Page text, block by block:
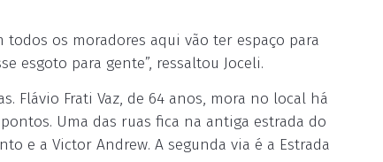
os moradores aqui vão ter espaço para
esgoto para gente”, ressaltou Joceli.
Flávio Frati Vaz, de 64 anos, mora no local há
Uma das ruas fica na antiga estrada do
e a Victor Andrew. A segunda via é a Estrada